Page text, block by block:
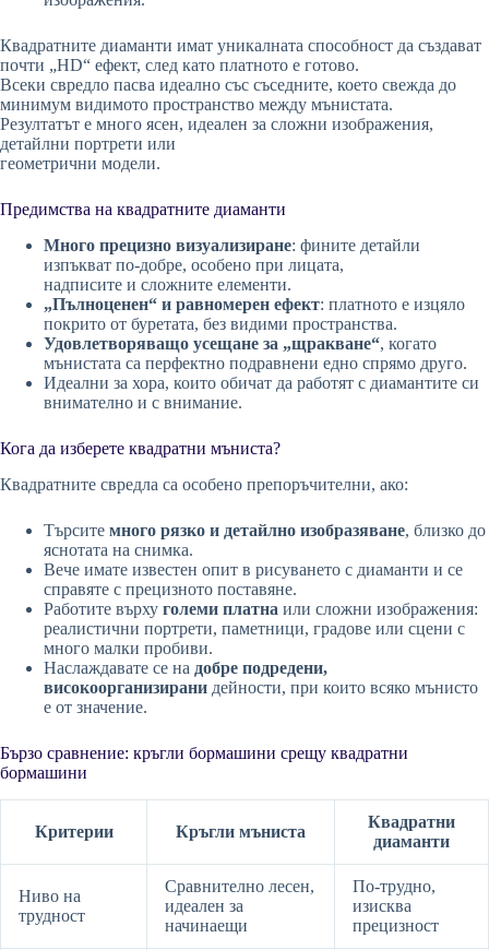
Квадратните диаманти имат уникалната способност да създават
почти „HD“ ефект, след като платното е готово.
Всеки свредло пасва идеално със съседните, което свежда до
минимум видимото пространство между мънистата.
Резултатът е много ясен, идеален за сложни изображения,
детайлни портрети или
геометрични модели.
Предимства на квадратните диаманти
Много прецизно визуализиране: фините детайли
изпъкват по-добре, особено при лицата,
надписите и сложните елементи.
„Пълноценен“ и равномерен ефект: платното е изцяло
покрито от буретата, без видими пространства.
Удовлетворяващо усещане за „щракване“, когато
мънистата са перфектно подравнени едно спрямо друго.
Идеални за хора, които обичат да работят с диамантите си
внимателно и с внимание.
Кога да изберете квадратни мъниста?
Квадратните свредла са особено препоръчителни, ако:
Търсите много рязко и детайлно изобразяване, близко до
яснотата на снимка.
Вече имате известен опит в рисуването с диаманти и се
справяте с прецизното поставяне.
Работите върху големи платна или сложни изображения:
реалистични портрети, паметници, градове или сцени с
много малки пробиви.
Наслаждавате се на добре подредени,
високоорганизирани дейности, при които всяко мънисто
е от значение.
Бързо сравнение: кръгли бормашини срещу квадратни
бормашини
Критерии Кръгли мъниста
Квадратни
диаманти
Ниво на
трудност
Сравнително лесен,
идеален за
начинаещи
По-трудно,
изисква
прецизност